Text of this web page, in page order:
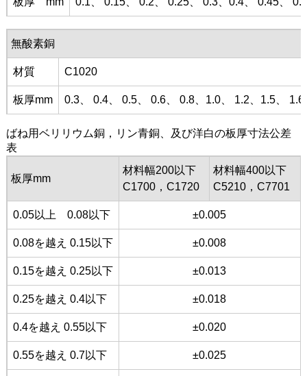
無酸素銅
材質 C1020
板厚mm 0.3、 0.4、 0.5、 0.6、 0.8、1.0、 1.2、1.5、 1.6
ばね用ベリリウム銅，リン青銅、及び洋白の板厚寸法公差
表
板厚mm
材料幅200以下
C1700，C1720
材料幅400以下
C5210，C7701
0.05以上 0.08以下 ±0.005
0.08を越え 0.15以下 ±0.008
0.15を越え 0.25以下 ±0.013
0.25を越え 0.4以下 ±0.018
0.4を越え 0.55以下 ±0.020
0.55を越え 0.7以下 ±0.025